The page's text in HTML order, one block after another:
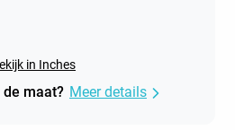
in Inches
maat? Meer details